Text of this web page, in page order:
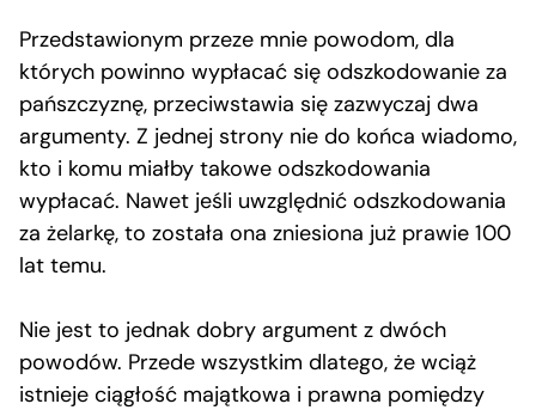
Przedstawionym przeze mnie powodom, dla
których powinno wypłacać się odszkodowanie za
pańszczyznę, przeciwstawia się zazwyczaj dwa
argumenty. Z jednej strony nie do końca wiadomo,
kto i komu miałby takowe odszkodowania
wypłacać. Nawet jeśli uwzględnić odszkodowania
za żelarkę, to została ona zniesiona już prawie 100
lat temu.
Nie jest to jednak dobry argument z dwóch
powodów. Przede wszystkim dlatego, że wciąż
istnieje ciągłość majątkowa i prawna pomiędzy